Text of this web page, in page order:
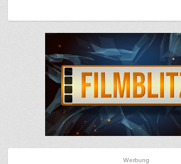
Werbung